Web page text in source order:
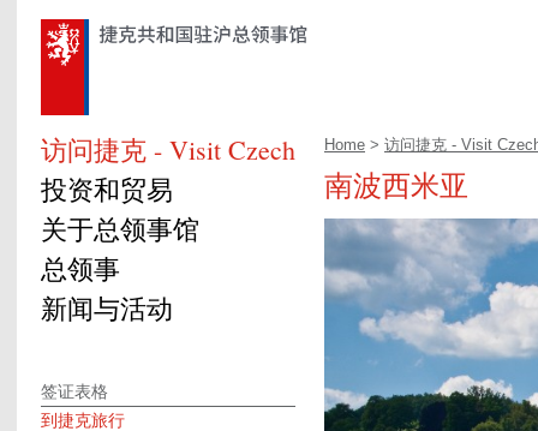
Home > 访问捷克 - Visit
南波西米亚
访问捷克 - Visit Czech
投资和贸易
关于总领事馆
总领事
新闻与活动
签证表格
到捷克旅行